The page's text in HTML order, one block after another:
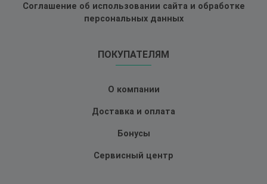
Соглашение об использовании сайта и обработке
персональных данных
ПОКУПАТЕЛЯМ
О компании
Доставка и оплата
Бонусы
Сервисный центр